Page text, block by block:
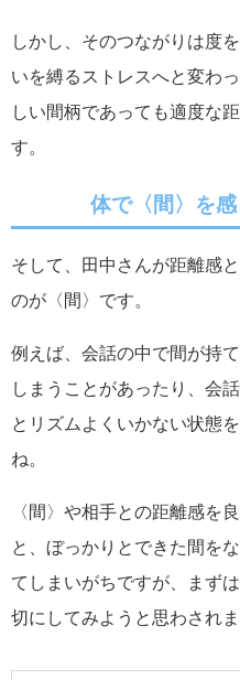
しかし、そのつながりは度
いを縛るストレスへと変わ
しい間柄であっても適度な
す。
体で〈間〉を
そして、田中さんが距離感
のが〈間〉です。
例えば、会話の中で間が持
しまうことがあったり、会
とリズムよくいかない状態
ね。
〈間〉や相手との距離感を
と、ぼっかりとできた間を
てしまいがちですが、まず
切にしてみようと思わされま